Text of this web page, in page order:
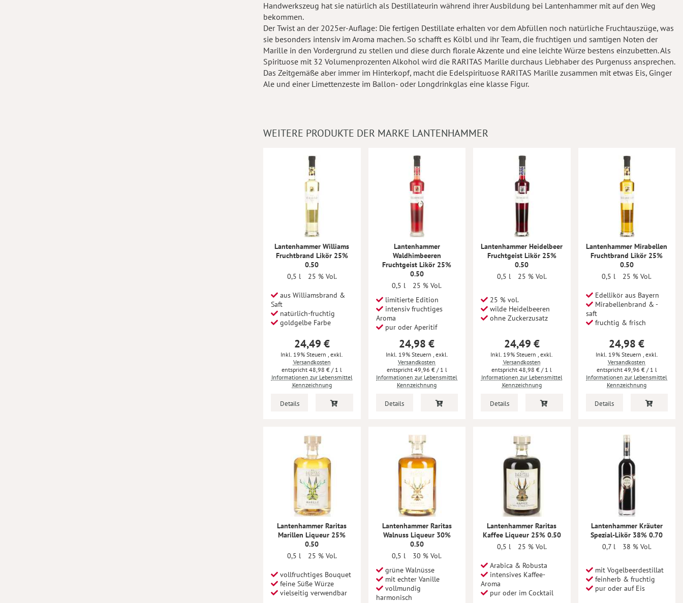
Handwerkszeug hat sie natürlich als Destillateurin während ihrer Ausbildung bei Lantenhammer mit auf den Weg
bekommen.
Der Twist an der 2025er-Auflage: Die fertigen Destillate erhalten vor dem Abfüllen noch natürliche Fruchtauszüge, was
sie besonders intensiv im Aroma machen. So schafft es Kölbl und ihr Team, die fruchtigen und samtigen Noten der
Marille in den Vordergrund zu stellen und diese durch florale Akzente und eine leichte Würze bestens einzubetten. Als
Spirituose mit 32 Volumenprozenten Alkohol wird die RARITAS Marille durchaus Liebhaber des Purgenuss ansprechen.
Das Zeitgemäße aber immer im Hinterkopf, macht die Edelspirituose RARITAS Marille zusammen mit etwas Eis, Ginger
Ale und einer Limettenzeste im Ballon- oder Longdrinkglas eine klasse Figur.
WEITERE PRODUKTE DER MARKE LANTENHAMMER
Lantenhammer Williams
Fruchtbrand Likör 25%
0.50
0,5 l
25 % Vol.
aus Williamsbrand &
Saft
natürlich-fruchtig
goldgelbe Farbe
24,49 €
Inkl. 19% Steuern, exkl.
Versandkosten
48,98 € / 1 l
Informationen zur Lebensmittel
Kennzeichnung
Details
Lantenhammer
Waldhimbeeren
Fruchtgeist Likör 25%
0.50
0,5 l
25 % Vol.
limitierte Edition
intensiv fruchtiges
Aroma
pur oder Aperitif
24,98 €
Inkl. 19% Steuern , exkl.
Versandkosten
49,96 €/ 1 l
Informationen zur Lebensmittel
Kennzeichnung
Details
Lantenhammer Heidelbeer
Fruchtgeist Likör 25%
0.50
0,5 l
25 % Vol.
25 % vol.
wilde Heidelbeeren
ohne Zuckerzusatz
24,49 €
Inkl. 19% Steuern, exkl.
Versandkosten
48,98 € / 1 l
Informationen zur Lebensmittel
Kennzeichnung
Details
Lantenhammer Mirabellen
Fruchtbrand Likör 25%
0.50
0,5 l
25 % Vol.
Edellikör aus Bayern
Mirabellenbrand & -
saft
fruchtig & frisch
24,98 €
Inkl. 19% Steuern , exkl.
Versandkosten
49,96 €/ 1 l
Informationen zur Lebensmittel
Kennzeichnung
Details
Lantenhammer Raritas
Marillen Liqueur 25%
0.50
0,5 l
25 % Vol.
vollfruchtiges Bouquet
feine Süße Würze
vielseitig verwendbar
Lantenhammer Raritas
Walnuss Liqueur 30%
0.50
0,5 l
30 % Vol.
grüne Walnüsse
mit echter Vanille
vollmundig
harmonisch
Lantenhammer Raritas
Kaffee Liqueur 25% 0.50
0,5 l
25 % Vol.
Arabica & Robusta
intensives Kaffee-
Aroma
pur oder im Cocktail
Lantenhammer Kräuter
Spezial-Likör 38% 0.70
0,7 l
38 % Vol.
mit Vogelbeerdestillat
feinherb & fruchtig
pur oder auf Eis